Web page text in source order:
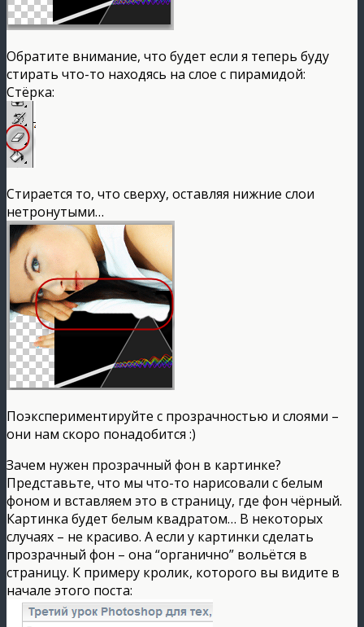
Обратите внимание, что будет если я теперь буду
стирать что-то находясь на слое с пирамидой:
Стёрка:
Стирается то, что сверху, оставляя нижние слои
нетронутыми…
Поэкспериментируйте с прозрачностью и слоями –
они нам скоро понадобится :)
Зачем нужен прозрачный фон в картинке?
Представьте, что мы что-то нарисовали с белым
фоном и вставляем это в страницу, где фон чёрный.
Картинка будет белым квадратом… В некоторых
случаях – не красиво. А если у картинки сделать
прозрачный фон – она “органично” вольётся в
страницу. К примеру кролик, которого вы видите в
начале этого поста: